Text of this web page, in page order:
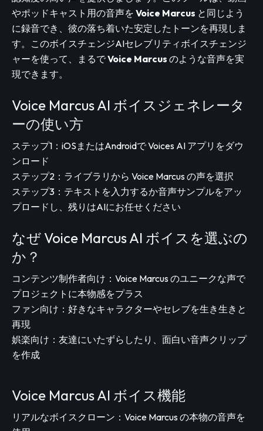
やポッドキャスト用の音声を Voice Marcus と同じよう
に録音でき、彼の落ち着いた安定したトーンを再現しま
す。このボイスチェンジAIセレブリティボイスチェンジ
ャーを使って、まるでVoice Marcus のような音声を実
現できます。
Voice Marcus AI ボイスジェネレータ
ーの使い方
ステップ1：iOSまたはAndroidで Voices AI アプリをダウ
ンロード
ステップ2：ライブラリから Voice Marcus の声を選択
ステップ3：テキストを入力するか音声サンプルをアッ
プロードし、残りはAIにお任せください
なぜ Voice Marcus AI ボイスを選ぶの
か？
コンテンツ制作者向け：Voice Marcus のユニークな声で
プロジェクトに本物感をプラス
ファン向け：好きなキャラクターやセレブを生き生きと
再現
娯楽向け：友達にいたずらしたり、面白い音声クリップ
を作成
Voice Marcus AI ボイス機能
リアルなボイスクローン：Voice Marcus の本物の音声を